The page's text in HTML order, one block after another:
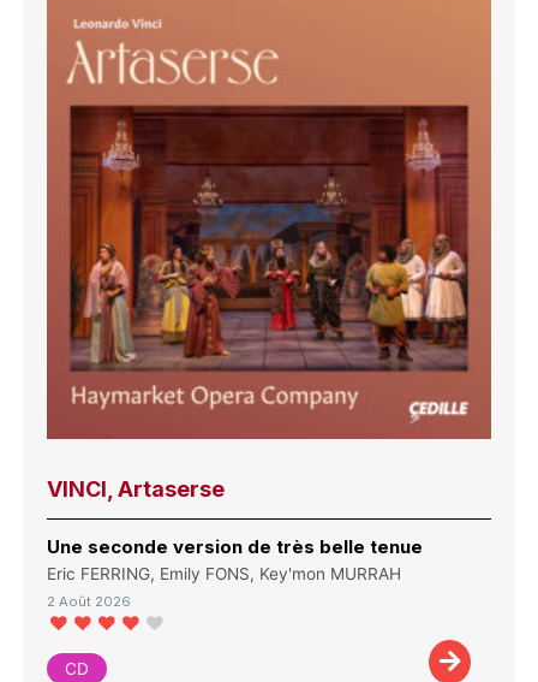
VINCI, Artaserse
Une seconde version de très belle tenue
Eric FERRING, Emily FONS, Key'mon MURRAH
2 Août 2026
CD